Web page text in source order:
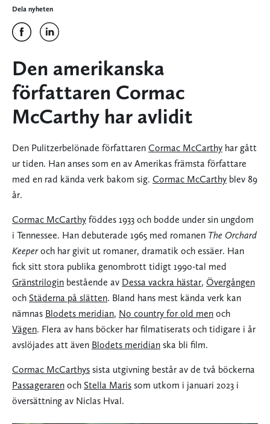
Dela nyheten
Den amerikanska
författaren Cormac
McCarthy har avlidit
Den Pulitzerbelönade författaren Cormac McCarthy har gått
ur tiden. Han anses som en av Amerikas främsta författare
med en rad kända verk bakom sig. Cormac McCarthy blev 89
år.
Cormac McCarthy föddes 1933 och bodde under sin ungdom
i Tennessee. Han debuterade 1965 med romanen The Orchard
Keeperoch har givit ut romaner, dramatik och essäer. Han
fick sitt stora publika genombrott tidigt 1990-tal med
Gränstrilogin bestående av Dessa vackra hästar, Övergången
och Städerna på slätten. Bland hans mest kända verk kan
nämnas Blodets meridian, No country for old men och
Vägen. Flera av hans böcker har filmatiserats och tidigare i år
avslöjades att även Blodets meridian ska bli film.
Cormac McCarthys sista utgivning består av de två böckerna
Passageraren och Stella Maris som utkom i januari 2023 i
översättning av Niclas Hval.